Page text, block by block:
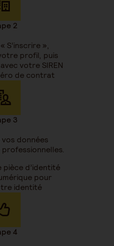
2
S’inscrire »,
profil, puis
votre SIREN
de contrat
3
vos données
d’identité
pour
identité
4